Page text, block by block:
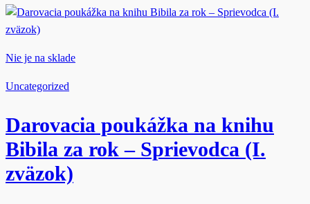
Nie je na sklade
Uncategorized
Darovacia poukážka na knihu
Bibila za rok – Sprievodca (I.
zväzok)